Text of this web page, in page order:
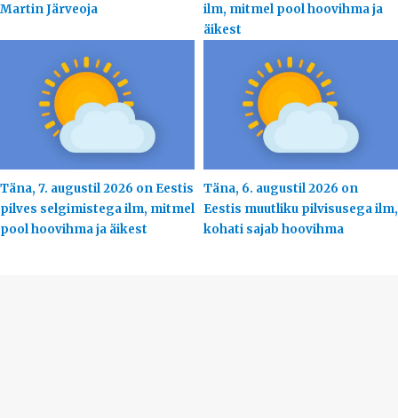
Martin Järveoja
ilm, mitmel pool hoovihma ja
äikest
Täna, 7. augustil 2026 on Eestis
pilves selgimistega ilm, mitmel
pool hoovihma ja äikest
Täna, 6. augustil 2026 on
Eestis muutliku pilvisusega ilm,
kohati sajab hoovihma